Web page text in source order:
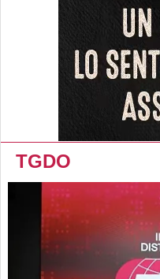
TGDO